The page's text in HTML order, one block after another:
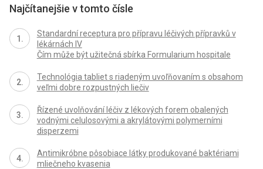
Najčítanejšie v tomto čísle
Standardní receptura pro přípravu léčivých přípravků v
lékárnách IV
Čím může být užitečná sbírka Formularium hospitale
Technológia tabliet s riadeným uvoľňovaním s obsahom
veľmi dobre rozpustných liečiv
Řízené uvolňování léčiv z lékových forem obalených
vodnými celulosovými a akrylátovými polymerními
disperzemi
Antimikróbne pôsobiace látky produkované baktériami
mliečneho kvasenia